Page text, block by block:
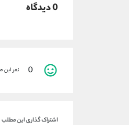
0 دیدگاه
0 نفر
اشتراک گذاری این مطلب